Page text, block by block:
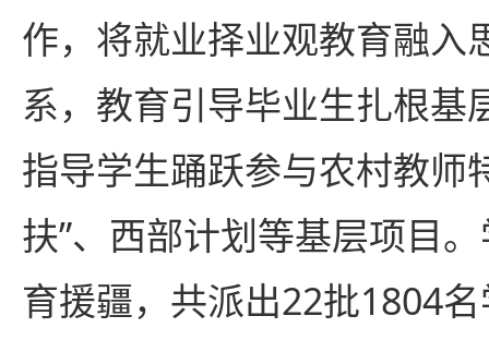
作，将就业择业观教育融入
系，教育引导毕业生扎根基
指导学生踊跃参与农村教师
扶”、西部计划等基层项目
育援疆，共派出22批1804